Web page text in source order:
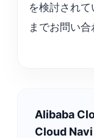
を検討され
までお問い合
Alibaba
Cloud Navi